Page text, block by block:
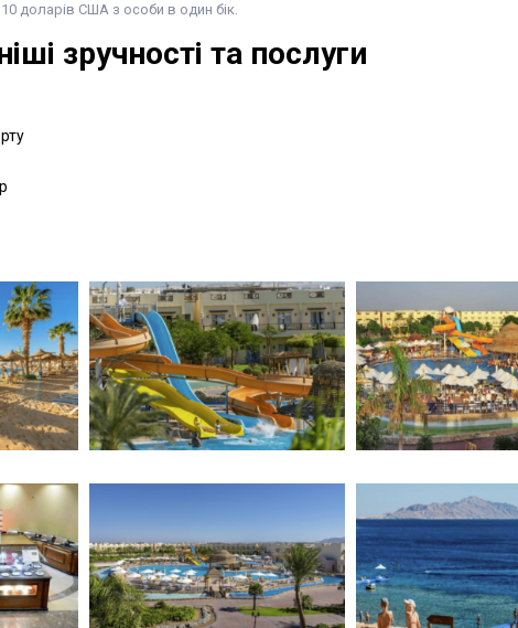
доларів США з особи в один бік.
зручності та послуги